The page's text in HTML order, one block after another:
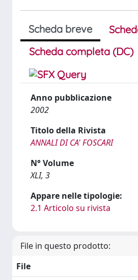
Scheda breve
Scheda completa (DC)
Anno pubblicazione
2002
Titolo della Rivista
ANNALI DI CA' FOSCARI
N° Volume
XLI, 3
Appare nelle tipologie:
2.1 Articolo su rivista
File in questo prodotto:
File